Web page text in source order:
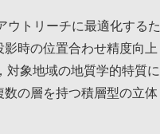
ウトリーチに最適化するた
時の位置合わせ精度向上
対象地域の地質学的特質に
の層を持つ積層型の立体